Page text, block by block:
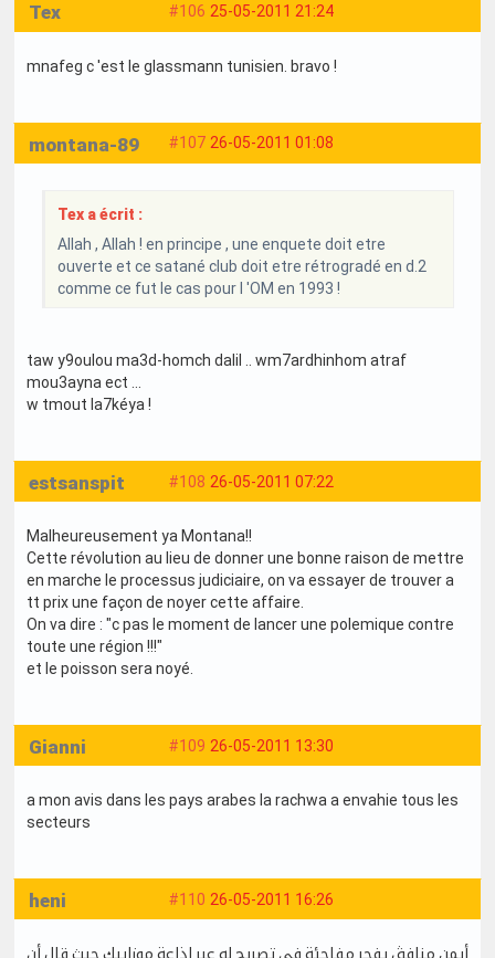
#106 25-05-2011 21:24
Tex
mnafeg c 'est le glassmann tunisien. bravo !
#107 26-05-2011 01:08
montana-89
Tex a écrit :
Allah , Allah ! en principe , une enquete doit etre
ouverte et ce satané club doit etre rétrogradé en d.2
comme ce fut le cas pour l 'OM en 1993 !
taw y9oulou ma3d-homch dalil .. wm7ardhinhom atraf
mou3ayna ect ...
w tmout la7kéya !
#108 26-05-2011 07:22
estsanspit
Malheureusement ya Montana!!
Cette révolution au lieu de donner une bonne raison de mettre
en marche le processus judiciaire, on va essayer de trouver a
tt prix une façon de noyer cette affaire.
On va dire : "c pas le moment de lancer une polemique contre
toute une région !!!"
et le poisson sera noyé.
#109 26-05-2011 13:30
Gianni
a mon avis dans les pays arabes la rachwa a envahie tous les
secteurs
#110 26-05-2011 16:26
heni
أيمن منافڨ يفجر مفاجئة في تصريح له عبر إذاعة موزاييك حيث قال أن